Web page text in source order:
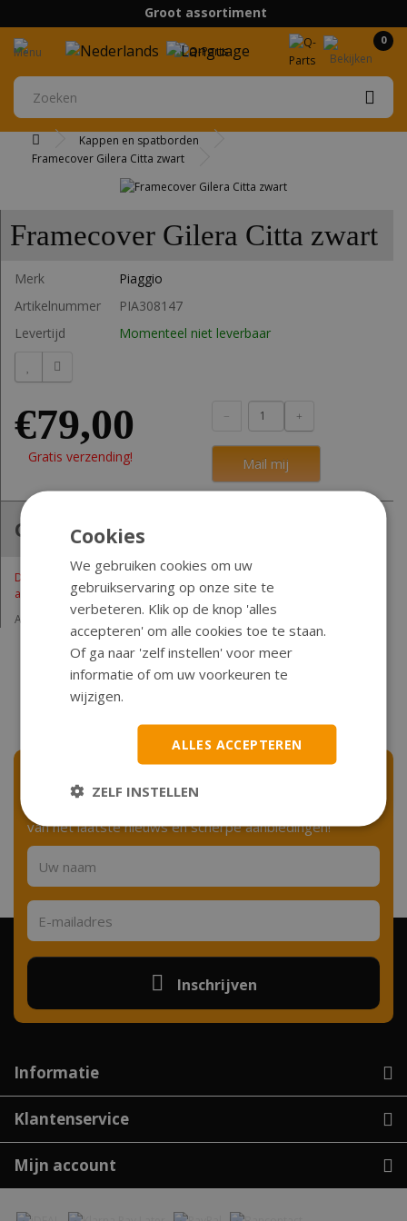
Groot assortiment
Boven 75 euro gratis verzending
0
Kappen en spatborden
Framecover Gilera Citta zwart
Framecover Gilera Citta zwart
Merk
Piaggio
Artikelnummer
PIA308147
Levertijd
Momenteel niet leverbaar
€79,00
Gratis verzending! Mail mij
Omschrijving
De kappen kunnen lichte krassen bevatten, dit komt doordat de kappen
als ze aan ons geleverd worden niet voorzien zijn van beschermfolie.
Achterscherm boven
van het laatste nieuws en scherpe aanbiedingen!
Inschrijven
Informatie
Klantenservice
Mijn account
Cookies
We gebruiken cookies om uw
gebruikservaring op onze site te
verbeteren. Klik op de knop 'alles
accepteren' om alle cookies toe te staan.
Of ga naar 'zelf instellen' voor meer
informatie of om uw voorkeuren te
wijzigen.
ALLES ACCEPTEREN
ZELF INSTELLEN